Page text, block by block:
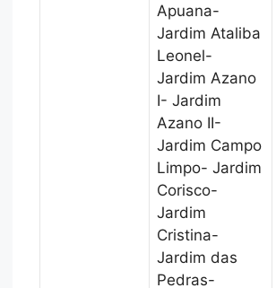
Apuana-
Jardim Ataliba
Leonel-
Jardim Azano
I- Jardim
Azano II-
Jardim Campo
Limpo- Jardim
Corisco-
Jardim
Cristina-
Jardim das
Pedras-